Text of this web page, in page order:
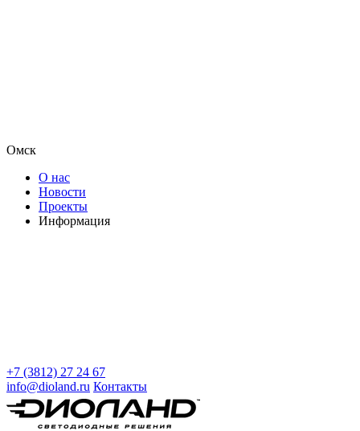
Омск
О нас
Новости
Проекты
Информация
+7 (3812) 27 24 67
info@dioland.ru Контакты